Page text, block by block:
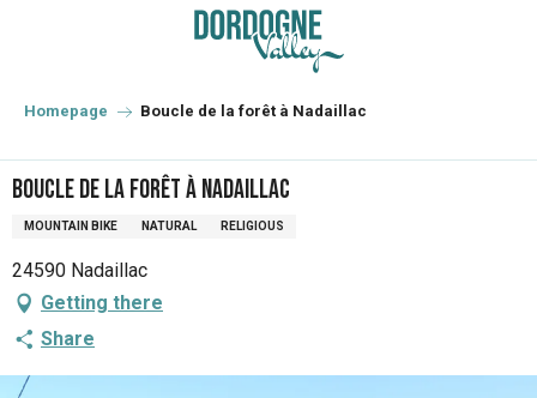
principal
Homepage Boucle de la forêt à Nadaillac
Boucle de la forêt à Nadaillac
MOUNTAIN BIKE NATURAL RELIGIOUS
24590 Nadaillac
Getting there
Share